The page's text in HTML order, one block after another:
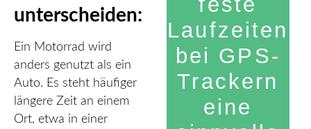
unterscheiden:
Ein Motorrad wird
anders genutzt als ein
Auto. Es steht häufiger
längere Zeit an einem
Ort, etwa in einer
Laufzeiten
bei GPS-
Trackern
eine